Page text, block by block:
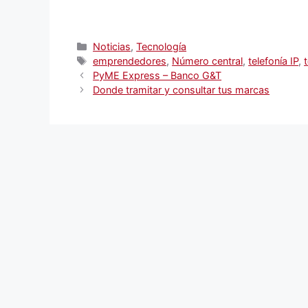
Categorías
Noticias,Tecnología
Etiquetas
emprendedores, Número central,telefonía IP,
PyME Express – Banco G&T
Donde tramitar y consultar tus marcas